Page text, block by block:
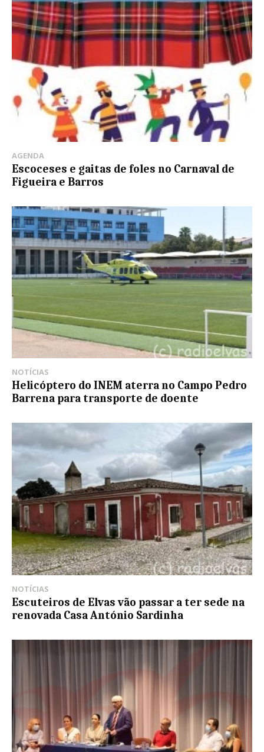
AGENDA
Escoceses e gaitas de foles no Carnaval de
Figueira e Barros
NOTÍCIAS
Helicóptero do INEM aterra no Campo Pedro
Barrena para transporte de doente
NOTÍCIAS
Escuteiros de Elvas vão passar a ter sede na
renovada Casa António Sardinha